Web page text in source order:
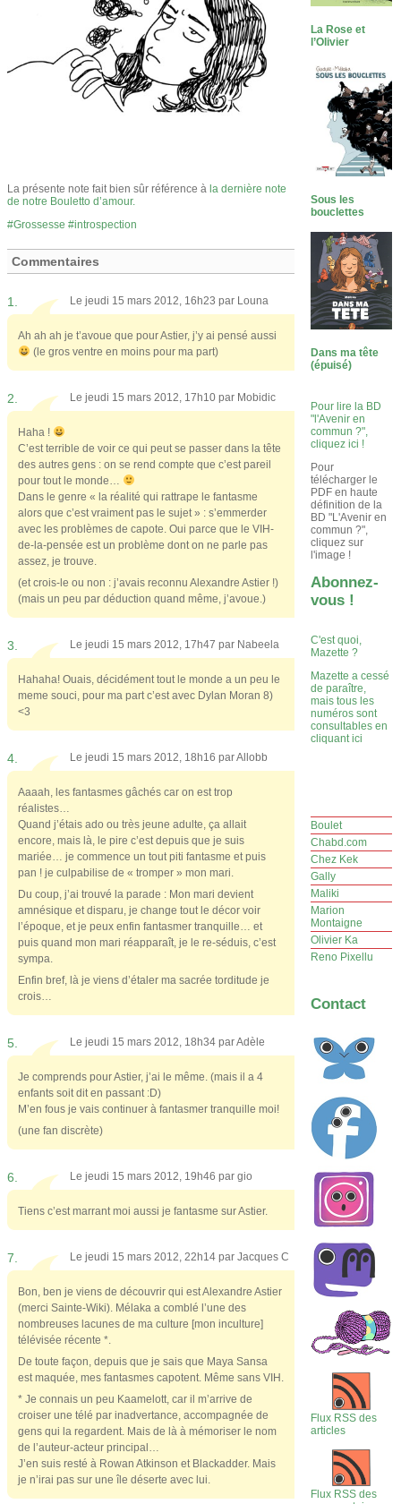
La présente note fait bien sûr référence à la dernière note
de notre Bouletto d’amour.
Grossesse
introspection
Commentaires
1. Le jeudi 15 mars 2012, 16h23 par Louna
Ah ah ah je t’avoue que pour Astier, j’y ai pensé aussi
(le gros ventre en moins pour ma part)
2. Le jeudi 15 mars 2012, 17h10 par Mobidic
Haha !
C’est terrible de voir ce qui peut se passer dans la tête
des autres gens : on se rend compte que c’est pareil
pour tout le monde…
Dans le genre « la réalité qui rattrape le fantasme
alors que c’est vraiment pas le sujet » : s’emmerder
avec les problèmes de capote. Oui parce que le VIH-
de-la-pensée est un problème dont on ne parle pas
assez, je trouve.
(et crois-le ou non : j’avais reconnu Alexandre Astier !)
(mais un peu par déduction quand même, j’avoue.)
3. Le jeudi 15 mars 2012, 17h47 par Nabeela
Hahaha! Ouais, décidément tout le monde a un peu le
meme souci, pour ma part c’est avec Dylan Moran 8)
<3
4. Le jeudi 15 mars 2012, 18h16 parAllobb
Aaaah, les fantasmes gâchés car on est trop
réalistes…
Quand j’étais ado ou très jeune adulte, ça allait
encore, mais là, le pire c’est depuis que je suis
mariée… je commence un tout piti fantasme et puis
pan ! je culpabilise de « tromper » mon mari.
Du coup, j’ai trouvé la parade : Mon mari devient
amnésique et disparu, je change tout le décor voir
l’époque, et je peux enfin fantasmer tranquille… et
puis quand mon mari réapparaît, je le re-séduis, c’est
sympa.
Enfin bref, là je viens d’étaler ma sacrée torditude je
crois…
5. Le jeudi 15 mars 2012, 18h34 parAdèle
Je comprends pour Astier, j’ai le même. (mais il a 4
enfants soit dit en passant :D)
M’en fous je vais continuer à fantasmer tranquille moi!
(une fan discrète)
6. Le jeudi 15 mars 2012, 19h46 par gio
Tiens c’est marrant moi aussi je fantasme sur Astier.
7. Le jeudi 15 mars 2012, 22h14 par Jacques C
Bon, ben je viens de découvrir qui est Alexandre Astier
(merci Sainte-Wiki). Mélaka a comblé l’une des
nombreuses lacunes de ma culture [mon inculture]
télévisée récente *.
De toute façon, depuis que je sais que Maya Sansa
est maquée, mes fantasmes capotent. Même sans VIH.
* Je connais un peu Kaamelott, car il m’arrive de
croiser une télé par inadvertance, accompagnée de
gens qui la regardent. Mais de là à mémoriser le nom
de l’auteur-acteur principal…
J’en suis resté à Rowan Atkinson et Blackadder. Mais
je n’irai pas sur une île déserte avec lui.
La Rose et
l’Olivier
Sous les
bouclettes
Dans ma tête
(épuisé)
Pour lire la BD
"l'Avenir en
commun ?",
cliquez ici !
Pour
télécharger le
PDF en haute
définition de la
BD "L'Avenir en
commun ?",
cliquez sur
l'image !
Abonnez-
vous !
C'est quoi,
Mazette ?
Mazette a cessé
de paraître,
mais tous les
numéros sont
consultables en
cliquant ici
Boulet
Chabd.com
Chez Kek
Gally
Maliki
Marion
Montaigne
Olivier Ka
Reno Pixellu
Contact
Flux RSS des
articles
Flux RSS des